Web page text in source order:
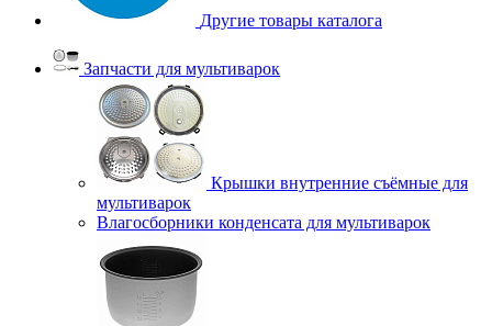
Другие товары каталога
Запчасти для мультиварок
Крышки внутренние съёмные для
мультиварок
Влагосборники конденсата для мультиварок